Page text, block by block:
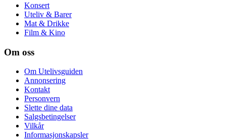
Konsert
Uteliv & Barer
Mat & Drikke
Film & Kino
Om oss
Om Utelivsguiden
Annonsering
Kontakt
Personvern
Slette dine data
Salgsbetingelser
Vilkår
Informasjonskapsler